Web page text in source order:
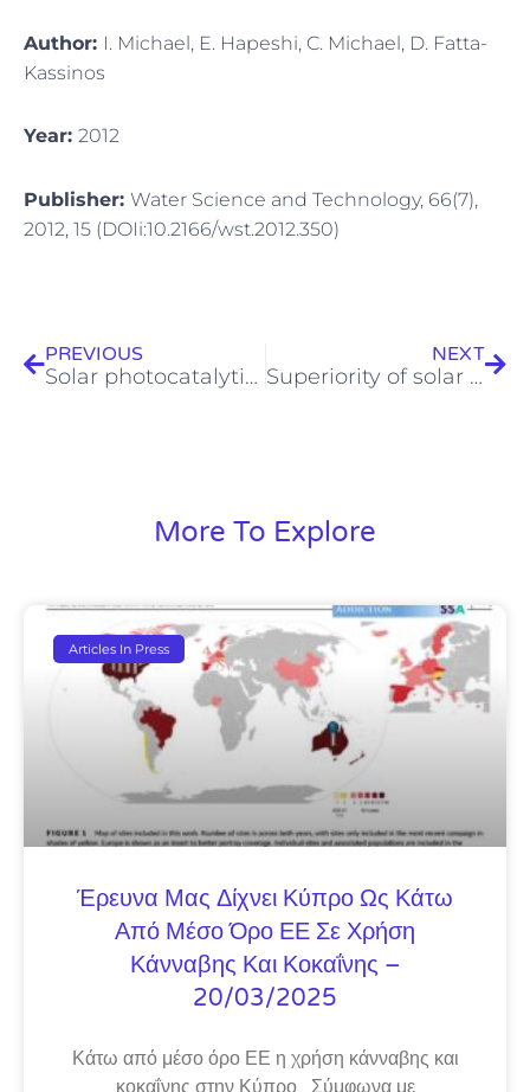
Author: I. Michael, E. Hapeshi, C. Michael, D. Fatta-
Kassinos
Year: 2012
Publisher: Water Science and Technology, 66(7),
2012, 15 (DOIi:10.2166/wst.2012.350)
PREVIOUS
Solar photocatalytic treatment of trimethoprim in four environmental matrices at a pilot scale: transformation products and ecotoxicity evaluation
NEXT
Superiority of solar Fenton oxidation over TiO2 photocatalysis for the degradation of trimethoprim in secondary treated effluents: A mechanistic study
More To Explore
Articles In Press
Έρευνα Μας Δίχνει Κύπρο Ως Κάτω
Από Μέσο Όρο ΕΕ Σε Χρήση
Κάνναβης Και Κοκαΐνης –
20/03/2025
Κάτω από μέσο όρο ΕΕ η χρήση κάνναβης και
κοκαΐνης στην Κύπρο Σύμφωνα με